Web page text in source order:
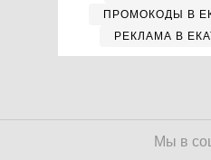
ПРОМОКОДЫ В
РЕКЛАМА В
Мы в